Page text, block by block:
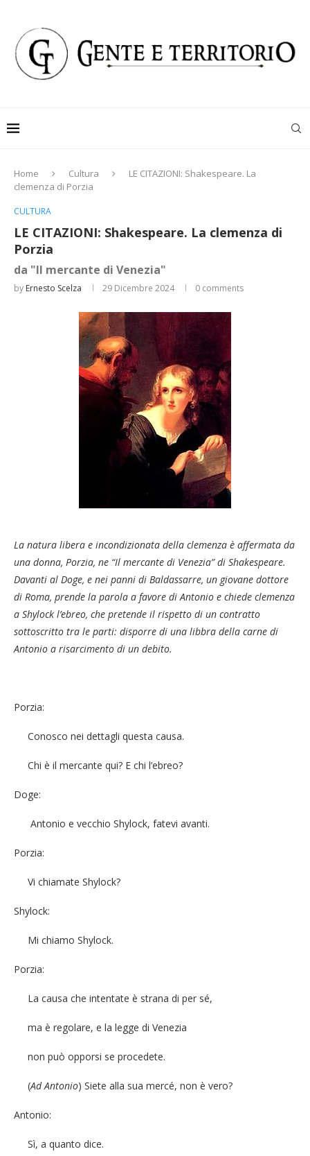
Home Cultura
LE CITAZIONI: Shakespeare. La
clemenza di Porzia
CULTURA
LE CITAZIONI: Shakespeare. La clemenza di
Porzia
da "Il mercante di Venezia"
by Ernesto Scelza 29 Dicembre 2024 0 comments
La natura libera e incondizionata della clemenza è affermata da
una donna, Porzia, ne “Il mercante di Venezia” di Shakespeare.
Davanti al Doge, e nei panni di Baldassarre, un giovane dottore
di Roma, prende la parola a favore di Antonio e chiede clemenza
a Shylock l’ebreo, che pretende il rispetto di un contratto
sottoscritto tra le parti: disporre di una libbra della carne di
Antonio a risarcimento di un debito.
Porzia:
Conosco nei dettagli questa causa.
Chi è il mercante qui? E chi l’ebreo?
Doge:
Antonio e vecchio Shylock, fatevi avanti.
Porzia:
Vi chiamate Shylock?
Shylock:
Mi chiamo Shylock.
Porzia:
La causa che intentate è strana di per sé,
ma è regolare, e la legge di Venezia
non può opporsi se procedete.
(Ad Antonio) Siete alla sua mercé, non è vero?
Antonio:
Sì, a quanto dice.